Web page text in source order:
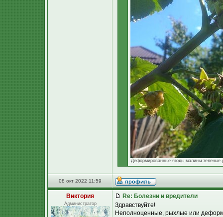
Деформированные ягоды малины
08 окт 2022 11:59
Виктория
Администратор
Re: Болезни и вредители
Здравствуйте!
Неполноценные, рыхлые или